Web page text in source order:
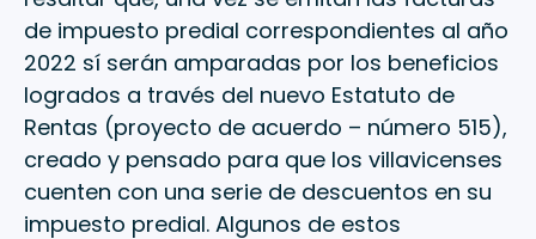
de impuesto predial correspondientes al año
2022 sí serán amparadas por los beneficios
logrados a través del nuevo Estatuto de
Rentas (proyecto de acuerdo – número 515),
creado y pensado para que los villavicenses
cuenten con una serie de descuentos en su
impuesto predial. Algunos de estos